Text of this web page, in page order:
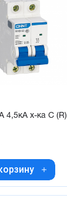
4,5кА х-ка C (R)